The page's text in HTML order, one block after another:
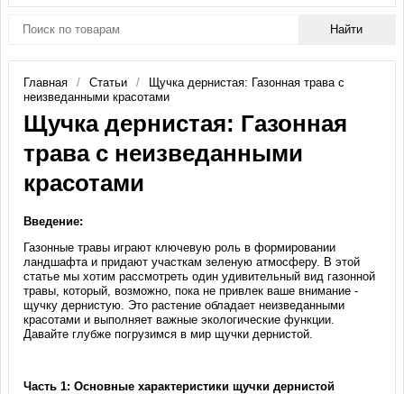
Главная Статьи
Щучка дернистая: Газонная трава с
неизведанными красотами
Щучка дернистая: Газонная
трава с неизведанными
красотами
Введение:
Газонные травы играют ключевую роль в формировании
ландшафта и придают участкам зеленую атмосферу. В этой
статье мы хотим рассмотреть один удивительный вид газонной
травы, который, возможно, пока не привлек ваше внимание -
щучку дернистую. Это растение обладает неизведанными
красотами и выполняет важные экологические функции.
Давайте глубже погрузимся в мир щучки дернистой.
Часть 1: Основные характеристики щучки дернистой